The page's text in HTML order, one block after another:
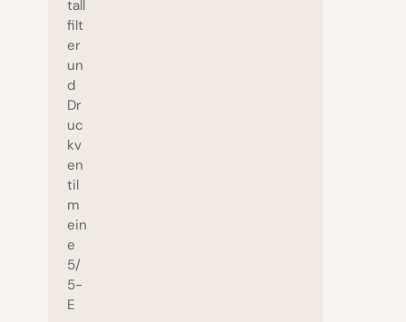
tall
filt
er
un
d
Dr
uc
kv
en
til
m
ein
e
5/
5-
E